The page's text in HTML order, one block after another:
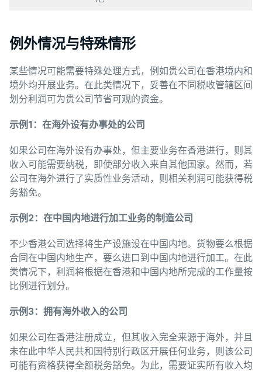
例外情况与特殊情形
某些情况可能需要特殊处理方式，例如贵公司在香港境内和
境外均开展业务。在此类情况下，妥善在不同税收管辖区间
划分利润可为贵公司节省可观的资金。
示例 1 ：在海外设有办事处的公司
如果公司在海外设有办事处，但主要业务在香港进行，则其
收入可能需要纳税，即使部分收入来自其他国家。然而，若
公司在海外进行了实质性业务活动，则相关利润可能获得税
务豁免。
示例 2：在中国内地进行加工业务的制造公司
不少香港公司选择将生产设施设在中国内地。货物要么根据
合同在中国内地生产，要么进口到中国内地进行加工。在此
类情况下，利润将根据在香港和中国内地所完成的工作量按
比例进行划分。
示例 3： 拥有海外收入的公司
如果公司在香港注册成立，但其收入完全来源于海外，并且
未在此中华人民共和国特别行政区开展任何业务，则该公司
可能有资格获得全额税务豁免。为此，需要证实所有收入均